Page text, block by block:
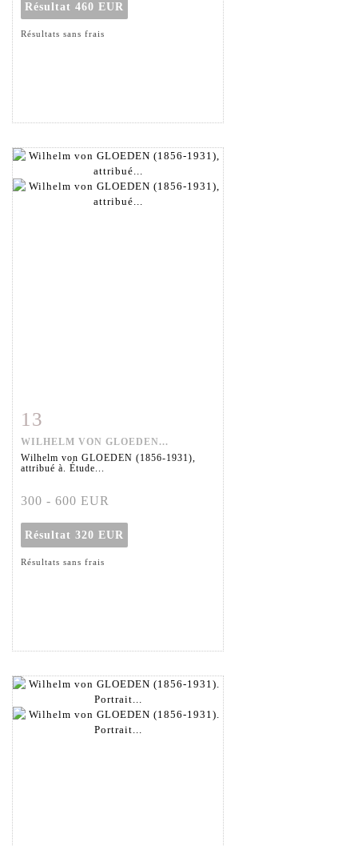
Résultat 460 EUR
Résultats sans frais
Fiche détaillée
13
WILHELM VON GLOEDEN...
Wilhelm von GLOEDEN (1856-1931),
attribué à. Étude...
300 - 600 EUR
Résultat 320 EUR
Résultats sans frais